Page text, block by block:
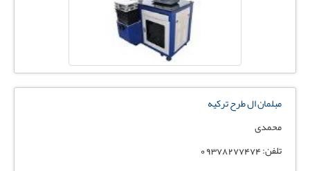
مبلمان ال طرح ترکیه
محمدی
تلفن: 09378277474